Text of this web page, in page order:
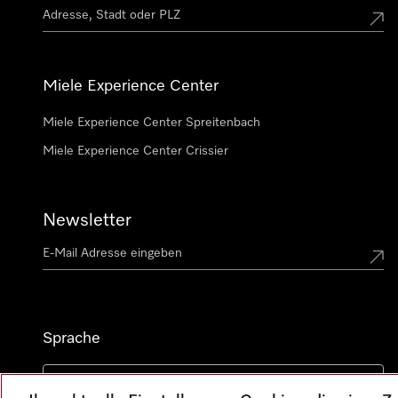
Miele Experience Center
Miele Experience Center Spreitenbach
Miele Experience Center Crissier
Newsletter
Sprache